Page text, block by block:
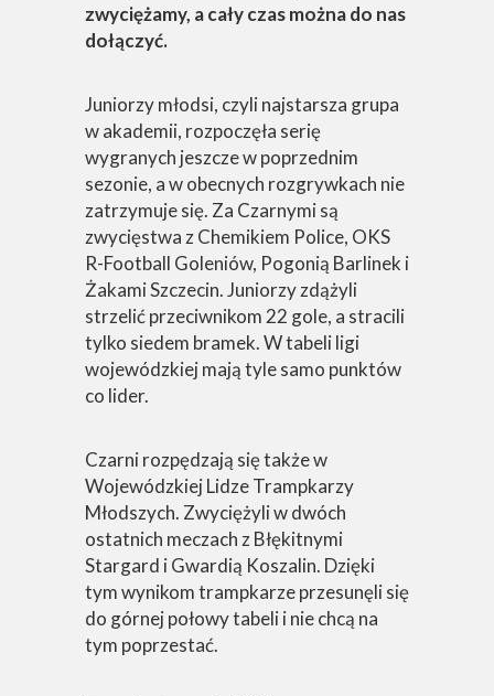
zwyciężamy, a cały czas można do nas
dołączyć.
Juniorzy młodsi, czyli najstarsza grupa
w akademii, rozpoczęła serię
wygranych jeszcze w poprzednim
sezonie, a w obecnych rozgrywkach nie
zatrzymuje się. Za Czarnymi są
zwycięstwa z Chemikiem Police, OKS
R-Football Goleniów, Pogonią Barlinek i
Żakami Szczecin. Juniorzy zdążyli
strzelić przeciwnikom 22 gole, a stracili
tylko siedem bramek. W tabeli ligi
wojewódzkiej mają tyle samo punktów
co lider.
Czarni rozpędzają się także w
Wojewódzkiej Lidze Trampkarzy
Młodszych. Zwyciężyli w dwóch
ostatnich meczach z Błękitnymi
Stargard i Gwardią Koszalin. Dzięki
tym wynikom trampkarze przesunęli się
do górnej połowy tabeli i nie chcą na
tym poprzestać.